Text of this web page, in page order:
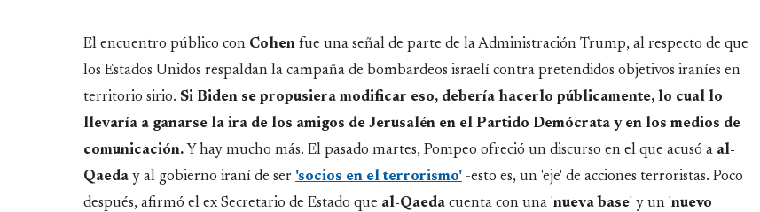
El encuentro público con Cohen fue una señal de parte de la Administración Trump, al respecto de que
los Estados Unidos respaldan la campaña de bombardeos israelí contra pretendidos objetivos iraníes en
territorio sirio. Si Biden se propusiera modificar eso, debería hacerlo públicamente, lo cual lo
llevaría a ganarse la ira de los amigos de Jerusalén en el Partido Demócrata y en los medios de
comunicación. Y hay mucho más. El pasado martes, Pompeo ofreció un discurso en el que acusó a al-
Qaeda y al gobierno iraní de ser 'socios en el terrorismo' -esto es, un 'eje' de acciones terroristas. Poco
después, afirmó el ex Secretario de Estado que al-Qaeda cuenta con una 'nueva base' y un 'nuevo